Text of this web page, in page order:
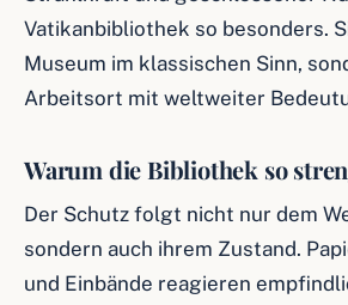
Vatikanbibliothek so besonders.
Museum im klassischen Sinn,
Arbeitsort mit weltweiter
Warum die Bibliothek so
Der Schutz folgt nicht nur dem
sondern auch ihrem Zustand.
und Einbände reagieren